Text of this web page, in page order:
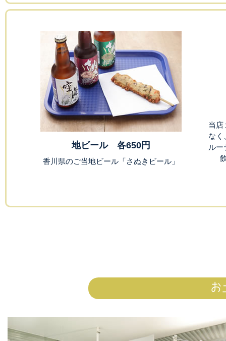
地ビール 各650円
香川県のご当地ビール「さぬきビール」
当店
なく
ルー
お